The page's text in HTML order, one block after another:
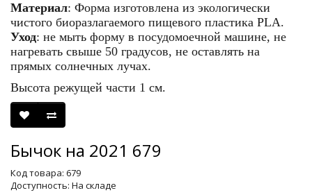
Материал: Форма изготовлена из экологически
чистого биоразлагаемого пищевого пластика PLA.
Уход: не мыть форму в посудомоечной машине, не
нагревать свыше 50 градусов, не оставлять на
прямых солнечных лучах.
Высота режущей части 1 см.
Бычок на 2021 679
Код товара: 679
Доступность: На складе